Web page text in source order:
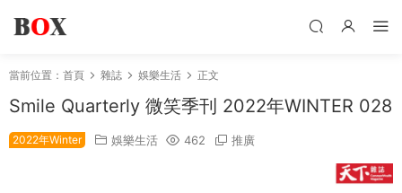
當前位置： 首頁 雜誌 娛樂生活 正文
Smile Quarterly 微笑季刊 2022年WINTER 028
2022年Winter 娛樂生活 462 推廣